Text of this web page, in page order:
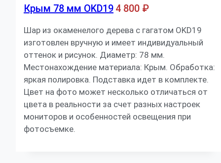
Крым 78 мм OKD19 4 800 ₽
Шар из окаменелого дерева с гагатом OKD19
изготовлен вручную и имеет индивидуальный
оттенок и рисунок. Диаметр: 78 мм.
Местонахождение материала: Крым. Обработка:
яркая полировка. Подставка идет в комплекте.
Цвет на фото может несколько отличаться от
цвета в реальности за счет разных настроек
мониторов и особенностей освещения при
фотосъемке.